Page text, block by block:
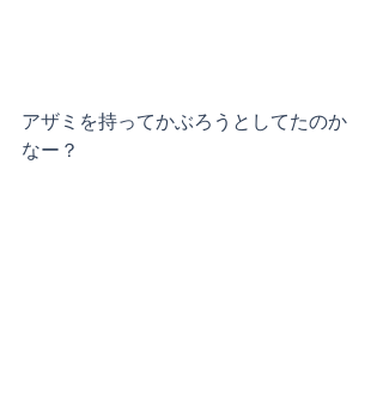
アザミを持ってかぶろうとしてたのか
なー？